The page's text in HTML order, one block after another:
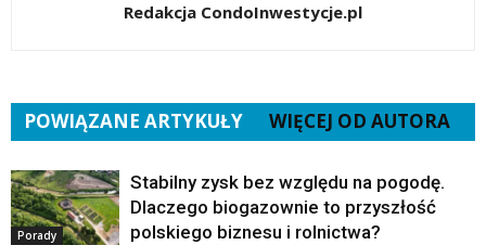
Redakcja CondoInwestycje.pl
POWIĄZANE ARTYKUŁY WIĘCEJ OD AUTORA
Porady
Stabilny zysk bez względu na pogodę.
Dlaczego biogazownie to przyszłość
polskiego biznesu i rolnictwa?